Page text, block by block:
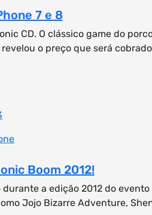
7 e 8
CD. O clássico game do
o preço que será
Boom 2012!
a edição 2012 do
Jojo Bizarre Adventure,